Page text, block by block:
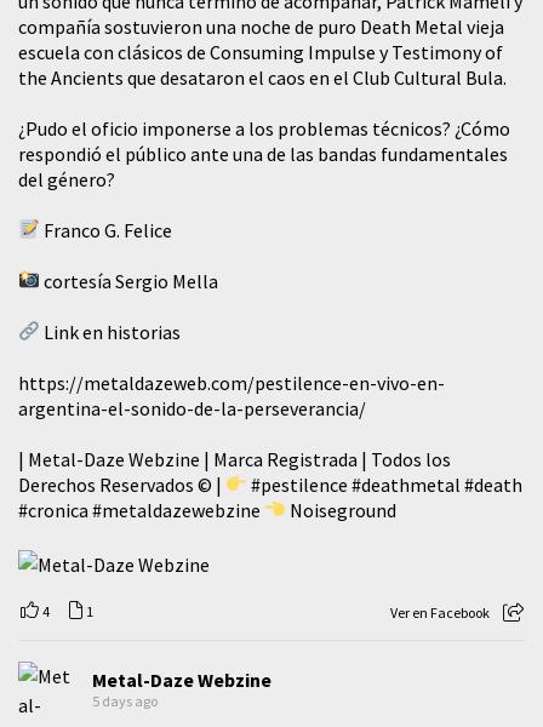
compañía sostuvieron una noche de puro Death Metal vieja
escuela con clásicos de Consuming Impulse y Testimony of
the Ancients que desataron el caos en el Club Cultural Bula.
¿Pudo el oficio imponerse a los problemas técnicos? ¿Cómo
respondió el público ante una de las bandas fundamentales
del género?
Franco G. Felice
cortesía Sergio Mella
Link en historias
https://metaldazeweb.com/pestilence-en-vivo-en-
argentina-el-sonido-de-la-perseverancia/
| Metal-Daze Webzine | Marca Registrada | Todos los
Derechos Reservados © |
#pestilence #deathmetal #death
#cronica #metaldazewebzine Noiseground
4 1 Ver en Facebook
Metal-Daze Webzine
5 days ago